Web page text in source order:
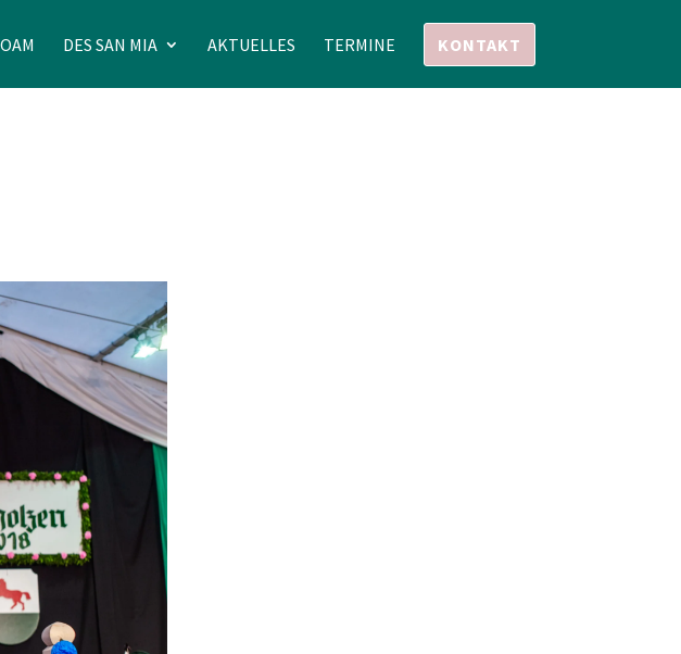
DES SAN MIA AKTUELLES TERMINE KONTAKT